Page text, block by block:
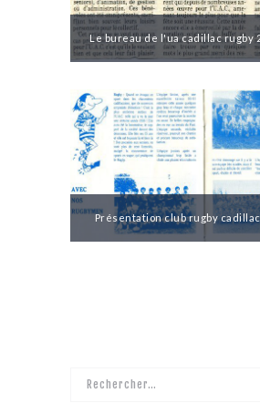
Le bureau de l'ua cadillac rugby
Présentation club rugby cadillac
Rechercher :